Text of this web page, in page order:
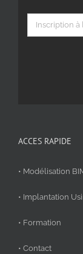
ACCES RAPIDE
• Modélisation
• Implantation
• Formation
• Contact